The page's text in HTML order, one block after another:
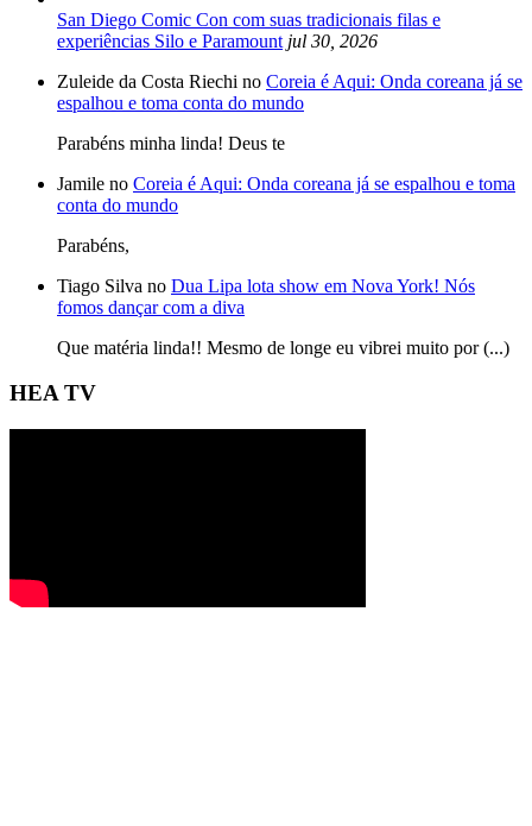
San Diego Comic Con com suas tradicionais filas e
experiências Silo e Paramount jul 30, 2026
Zuleide da Costa Riechi no Coreia é Aqui: Onda coreana já se
espalhou e toma conta do mundo
Parabéns minha linda! Deus te
Jamile no Coreia é Aqui: Onda coreana já se espalhou e toma
conta do mundo
Parabéns,
Tiago Silva no Dua Lipa lota show em Nova York! Nós
fomos dançar com a diva
Que matéria linda!! Mesmo de longe eu vibrei muito por (...)
HEA TV